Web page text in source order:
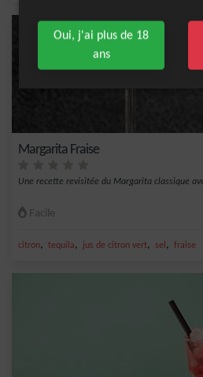
Margarita Fraise
Une recette revisitée du Margarita classique
Facile
citron, tequila, jus de citron vert, sel , fraise
Oui, j'ai plus de 18
ans